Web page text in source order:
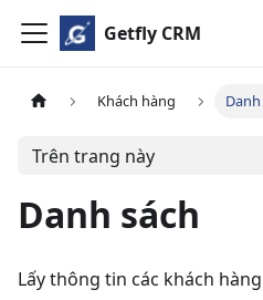
Getfly CRM
Khách hàng
Trên trang này
Danh sách
Lấy thông tin các khách